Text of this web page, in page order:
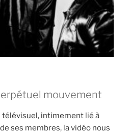
mouvement
télévisuel, intimement lié à
ses membres, la vidéo nous